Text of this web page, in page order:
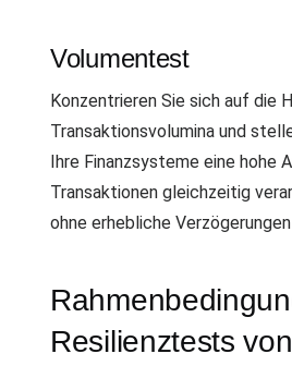
Volumentest
Konzentrieren Sie sich auf die
Transaktionsvolumina und
Ihre Finanzsysteme eine hohe
Transaktionen gleichzeitig
ohne erhebliche
Resilienztests von